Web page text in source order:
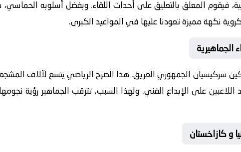
فيقوم المعلق بالتعليق على أحداث اللقاء. وبفضل أسلوبه
نكهة مميزة تعودنا عليها في المواعيد الكبرى.
الجماهيرية
سركيسيان الجمهوريالعريق. هذا الصرح الرياضي يتسع لآلاف
اللاعبين على الإبداع الفني. ولهذا السبب، تترقب الجماهير رؤية
و كازاخستان